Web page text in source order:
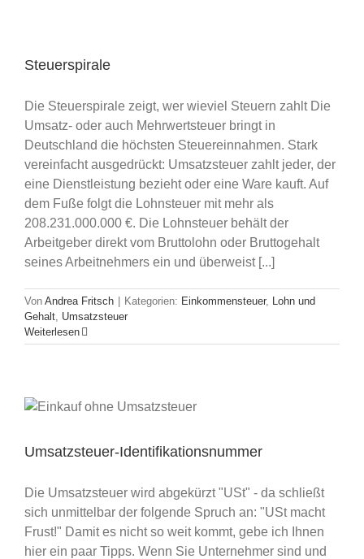
Steuerspirale
Die Steuerspirale zeigt, wer wieviel Steuern zahlt Die
Umsatz- oder auch Mehrwertsteuer bringt in
Deutschland die höchsten Steuereinnahmen. Stark
vereinfacht ausgedrückt: Umsatzsteuer zahlt jeder, der
eine Dienstleistung bezieht oder eine Ware kauft. Auf
dem Fuße folgt die Lohnsteuer mit mehr als
208.231.000.000 €. Die Lohnsteuer behält der
Arbeitgeber direkt vom Bruttolohn oder Bruttogehalt
seines Arbeitnehmers ein und überweist [...]
Von Andrea Fritsch Kategorien: Einkommensteuer,
Lohn und
Gehalt Umsatzsteuer
Weiterlesen
Umsatzsteuer-Identifikationsnummer
Die Umsatzsteuer wird abgekürzt "USt" - da schließt
sich unmittelbar der folgende Spruch an: "USt macht
Frust!" Damit es nicht so weit kommt, gebe ich Ihnen
hier ein paar Tipps. Wenn Sie Unternehmer sind und